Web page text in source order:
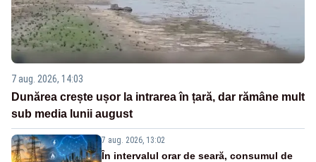
7 aug. 2026, 14:03
Dunărea crește ușor la intrarea în țară, dar rămâne mult
sub media lunii august
7 aug. 2026, 13:02
În intervalul orar de seară, consumul de